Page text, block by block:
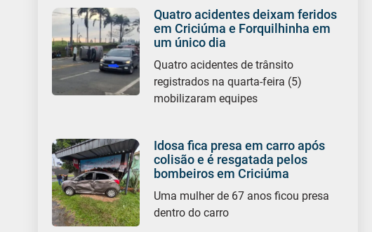
Quatro acidentes deixam feridos
em Criciúma e Forquilhinha em
um único dia
Quatro acidentes de trânsito
registrados na quarta-feira (5)
mobilizaram equipes
Idosa fica presa em carro após
colisão e é resgatada pelos
bombeiros em Criciúma
Uma mulher de 67 anos ficou presa
dentro do carro